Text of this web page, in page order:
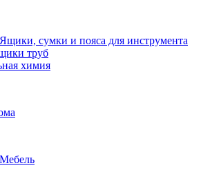
Ящики, сумки и пояса для инструмента
труб
химия
Мебель